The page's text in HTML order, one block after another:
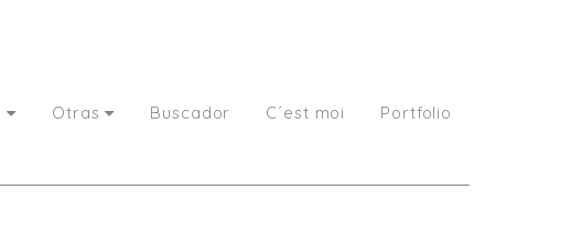
Otras Buscador C´est moi Portfolio